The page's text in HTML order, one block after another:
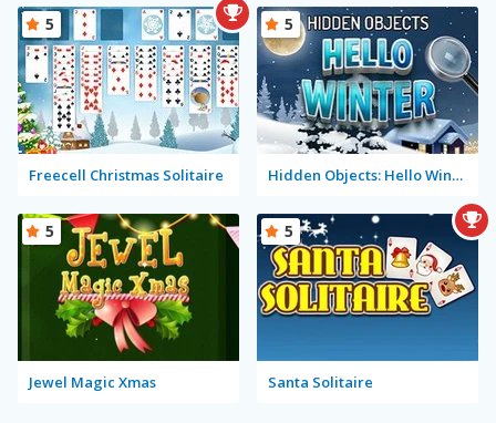
Freecell Christmas Solitaire
5
Hidden Objects: Hello Winter
5
Jewel Magic Xmas
5
Santa Solitaire
5